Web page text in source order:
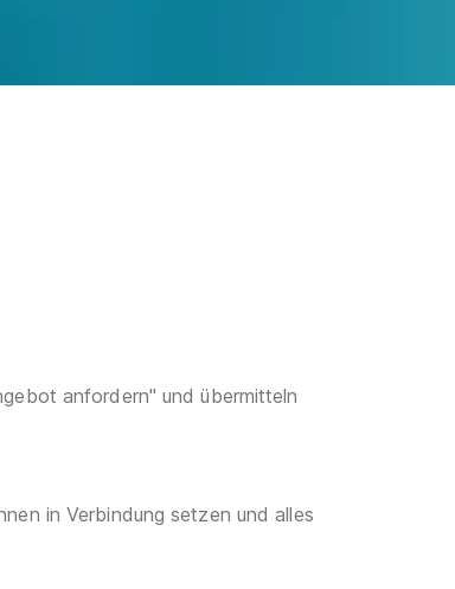
anfordern" und übermitteln
in Verbindung setzen und alles